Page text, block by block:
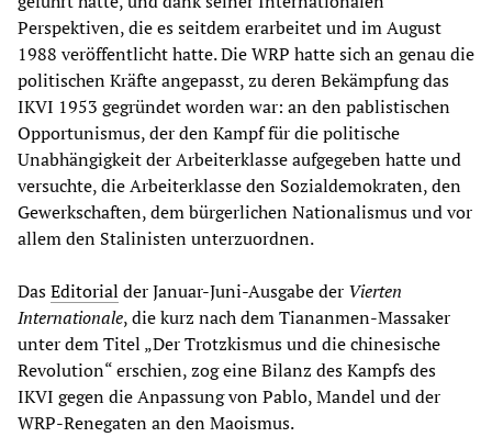
Perspektiven, die es seitdem erarbeitet und im August
1988 veröffentlicht hatte. Die WRP hatte sich an genau die
politischen Kräfte angepasst, zu deren Bekämpfung das
IKVI 1953 gegründet worden war: an den pablistischen
Opportunismus, der den Kampf für die politische
Unabhängigkeit der Arbeiterklasse aufgegeben hatte und
versuchte, die Arbeiterklasse den Sozialdemokraten, den
Gewerkschaften, dem bürgerlichen Nationalismus und vor
allem den Stalinisten unterzuordnen.
DasEditorial der Januar-Juni-Ausgabe der Vierten
Internationale, die kurz nach dem Tiananmen-Massaker
unter dem Titel „Der Trotzkismus und die chinesische
Revolution“ erschien, zog eine Bilanz des Kampfs des
IKVI gegen die Anpassung von Pablo, Mandel und der
WRP-Renegaten an den Maoismus.